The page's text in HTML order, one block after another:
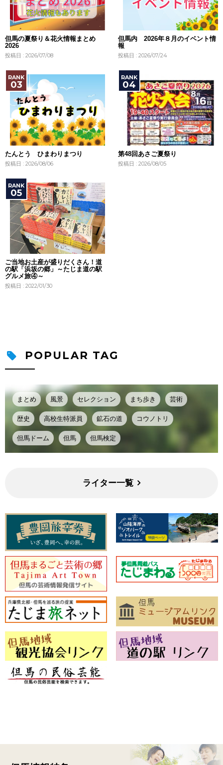
但馬の夏祭り＆花火情報まとめ
2026
投稿日 : 2026/07/08
但馬内 2026年８月のイベント情
報
投稿日 : 2026/07/24
たんとう ひまわりまつり
投稿日 : 2026/08/06
第48回あさご夏祭り
投稿日 : 2026/08/05
ご当地お土産が盛りだくさん！道
の駅「浜坂の郷」～たじま道の駅
グルメ旅④～
投稿日 : 2022/01/30
POPULAR TAG
まとめ 風景 セレクション まち歩き 芸術
歴史 高校生特派員 鉱石の道 コウノトリ
但馬ドーム 但馬 但馬検定
ライター一覧